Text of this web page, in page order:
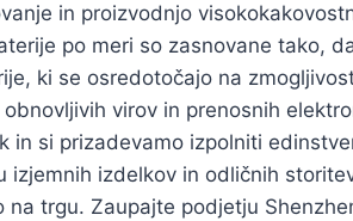
in proizvodnjo
po meri so zasnovane tako,
ki se osredotočajo na
virov in prenosnih
si prizadevamo izpolniti
izdelkov in odličnih
trgu. Zaupajte podjetju